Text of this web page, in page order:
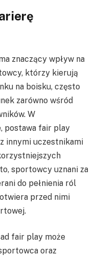
znaczący wpływ na
którzy kierują
na boisku, często
zarówno wśród
W
postawa fair play
innymi uczestnikami
sportowcy uznani za
do pełnienia ról
przed nimi
fair play może
oraz